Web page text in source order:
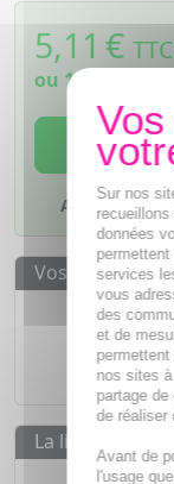
5,11 € TTC
ou 1,28€
Ajouter à
Vos avantages
Des prix
La livraison
Sur nos
données
services
vous
des
et de
nos sites
partage
de réaliser
Avant de
l'usage